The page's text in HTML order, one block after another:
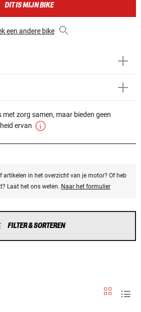
DIT IS MIJN BIKE
een andere bike
met zorg samen, maar bieden geen
ervan
artikelen in het overzicht van je motor? Of heb
Laat het ons weten. Naar het formulier
FILTER & SORTEREN